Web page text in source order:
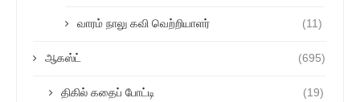
வாரம் நாலு கவி வெற்றியாளர் (11)
ஆகஸ்ட் (695)
திகில் கதைப் போட்டி (19)